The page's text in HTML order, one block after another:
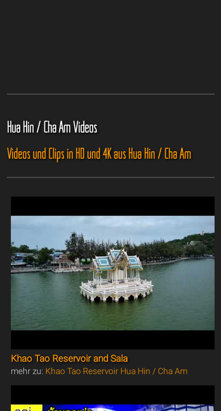
Hua Hin / Cha Am Videos
Videos und Clips in HD und 4K aus Hua Hin / Cha Am
Khao Tao Reservoir and Sala
mehr zu: Khao Tao Reservoir Hua Hin / Cha Am